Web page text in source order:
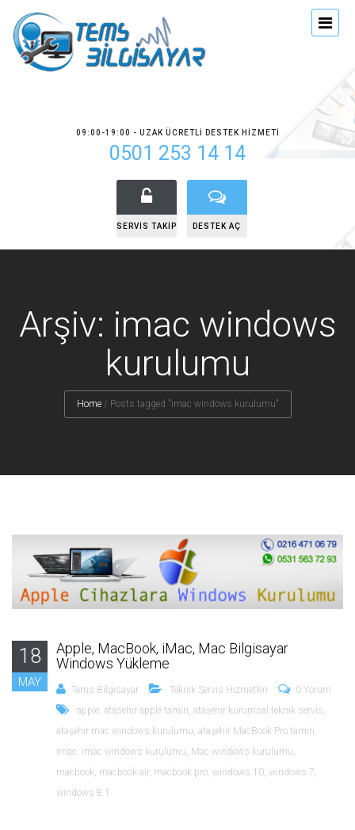
09:00-19:00 - UZAK ÜCRETLI DESTEK HIZMETI
0501 253 14 14
SERVIS TAKIP DESTEK AÇ
Arşiv: imac windows
kurulumu
Home / Posts tagged "imac windows kurulumu"
18
MAY
Apple, MacBook, iMac, Mac Bilgisayar
Windows Yükleme
Tems Bilgisayar Teknik Servis Hizmetleri
0 Yorum
apple, atasehir apple tamiri, ataşehir kurumsal teknik servis,
ataşehir mac windows kurulumu, ataşehir MacBook Pro tamiri,
imac, imac windows kurulumu, Mac windows kurulumu,
macbook, macbook air, macbook pro, windows 10, windows 7,
windows 8.1